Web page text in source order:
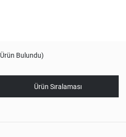
Ürün Bulundu)